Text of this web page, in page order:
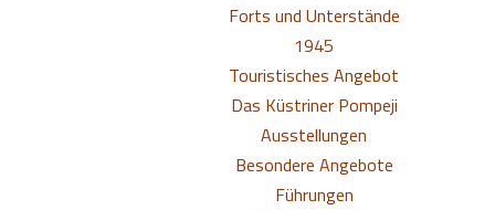
Forts und Unterstände
1945
Touristisches Angebot
Das Küstriner Pompeji
Ausstellungen
Besondere Angebote
Führungen